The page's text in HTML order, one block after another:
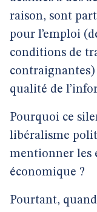
raison, sont
pour l’emploi
conditions de
qualité de
Pourquoi ce
libéralisme
mentionner les
économique ?
Pourtant,